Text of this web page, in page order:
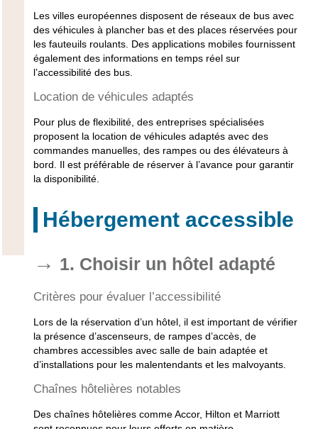
Les villes européennes disposent de réseaux de bus avec
des véhicules à plancher bas et des places réservées pour
les fauteuils roulants. Des applications mobiles fournissent
également des informations en temps réel sur
l’accessibilité des bus.
Location de véhicules adaptés
Pour plus de flexibilité, des entreprises spécialisées
proposent la location de véhicules adaptés avec des
commandes manuelles, des rampes ou des élévateurs à
bord. Il est préférable de réserver à l’avance pour garantir
la disponibilité.
Hébergement accessible
1. Choisir un hôtel adapté
Critères pour évaluer l’accessibilité
Lors de la réservation d’un hôtel, il est important de vérifier
la présence d’ascenseurs, de rampes d’accès, de
chambres accessibles avec salle de bain adaptée et
d’installations pour les malentendants et les malvoyants.
Chaînes hôtelières notables
Des chaînes hôtelières comme Accor, Hilton et Marriott